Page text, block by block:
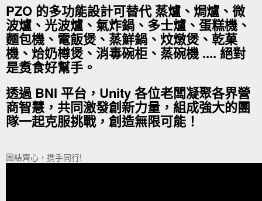
PZO 的多功能設計可替代 蒸爐、焗爐、微
波爐、光波爐、氣炸鍋、多士爐、蛋糕機、
麵包機、電飯煲、蒸鮮鍋、炆燉煲、乾菓
機、烚奶樽煲、消毒碗柜、蒸碗機 .... 絕對
是煑食好幫手。
透過 BNI 平台，Unity 各位老闆凝聚各界營
商智慧，共同激發創新力量，組成強大的團
隊一起克服挑戰，創造無限可能！
團結齊心，携手同行!